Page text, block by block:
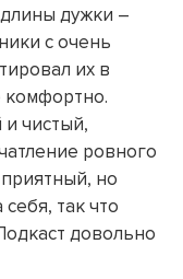
дужки –
с очень
их в
комфортно.
и чистый,
ровного
но
так что
довольно